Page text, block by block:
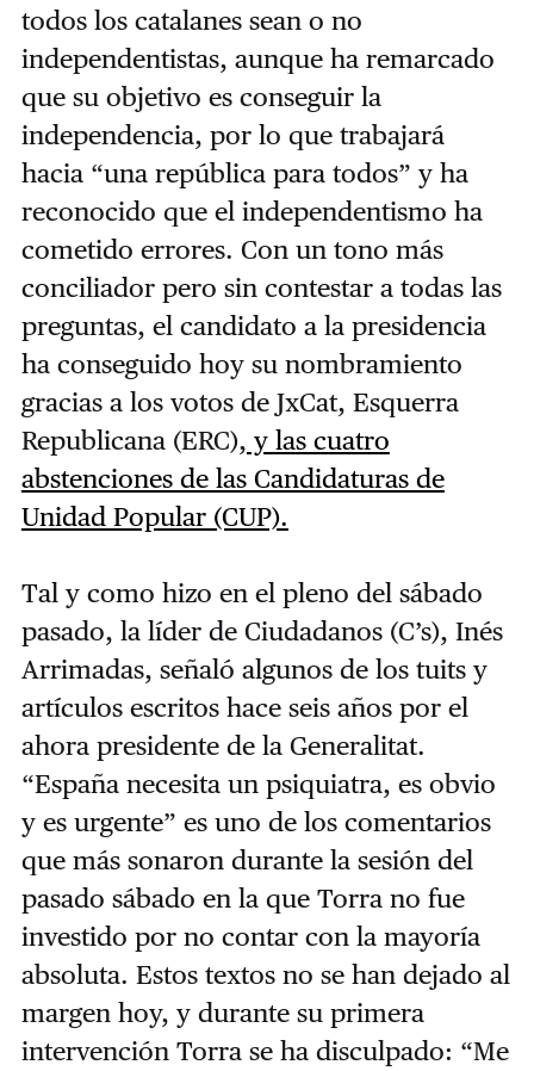
todos los catalanes sean o no
independentistas, aunque ha remarcado
que su objetivo es conseguir la
independencia, por lo que trabajará
hacia “una república para todos” y ha
reconocido que el independentismo ha
cometido errores. Con un tono más
conciliador pero sin contestar a todas las
preguntas, el candidato a la presidencia
ha conseguido hoy su nombramiento
gracias a los votos de JxCat, Esquerra
Republicana (ERC), y las cuatro
abstenciones de las Candidaturas de
Unidad Popular (CUP).
Tal y como hizo en el pleno del sábado
pasado, la líder de Ciudadanos (C’s), Inés
Arrimadas, señaló algunos de los tuits y
artículos escritos hace seis años por el
ahora presidente de la Generalitat.
“España necesita un psiquiatra, es obvio
y es urgente” es uno de los comentarios
que más sonaron durante la sesión del
pasado sábado en la que Torra no fue
investido por no contar con la mayoría
absoluta. Estos textos no se han dejado al
margen hoy, y durante su primera
intervención Torra se ha disculpado: “Me